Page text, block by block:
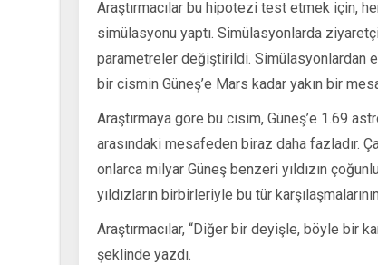
Araştırmacılar bu hipotezi test etmek için,
simülasyonu yaptı. Simülasyonlarda
parametreler değiştirildi. Simülasyonlardan
bir cismin Güneş’e Mars kadar yakın bir
Araştırmaya göre bu cisim, Güneş’e 1.69
arasındaki mesafeden biraz daha fazladır.
onlarca milyar Güneş benzeri yıldızın
yıldızların birbirleriyle bu tür
Araştırmacılar, “Diğer bir deyişle, böyle bir
şeklinde yazdı.